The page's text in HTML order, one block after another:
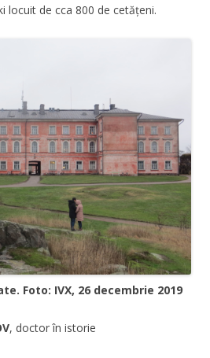
locuit de cca 800 de cetățeni.
Foto: IVX, 26 decembrie 2019
, doctor în istorie